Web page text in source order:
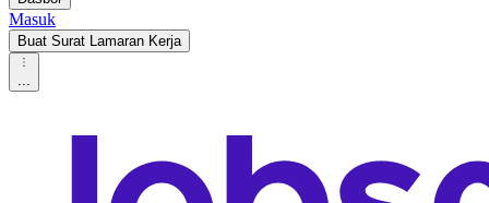
Masuk
Buat Surat Lamaran Kerja
...